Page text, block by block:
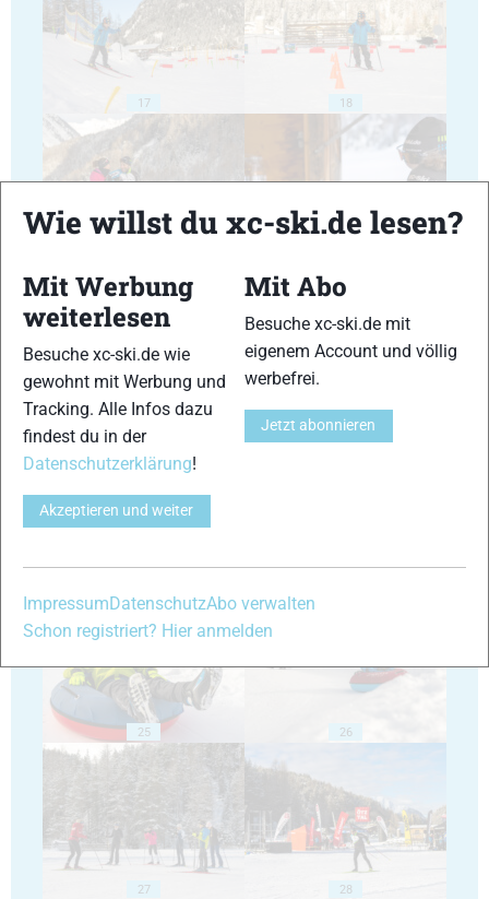
17 18
21 22
25 26
27 28
Wie willst du xc-ski.de lesen?
Mit Werbung
weiterlesen
Besuche xc-ski.de wie
gewohnt mit Werbung und
Tracking. Alle Infos dazu
findest du in der
Datenschutzerklärung!
Akzeptieren und weiter
Mit Abo
Besuche xc-ski.de mit
eigenem Account und völlig
werbefrei.
Jetzt abonnieren
Impressum DatenschutzAbo verwalten
Schon registriert? Hier anmelden